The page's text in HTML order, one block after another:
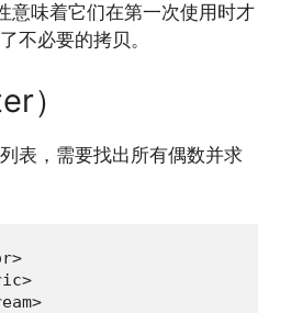
意味着它们在第一次使用时才
不必要的拷贝。
）
表，需要找出所有偶数并求